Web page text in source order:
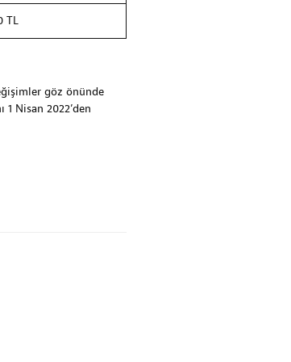
TL
göz önünde
Nisan 2022’den